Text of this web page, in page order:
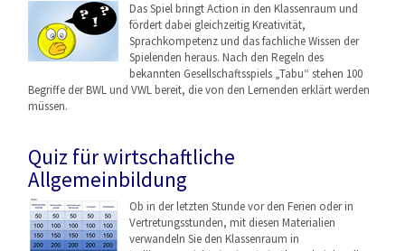
Das Spiel bringt Action in den Klassenraum und
fördert dabei gleichzeitig Kreativität,
Sprachkompetenz und das fachliche Wissen der
Spielenden heraus. Nach den Regeln des
bekannten Gesellschaftsspiels „Tabu“ stehen 100
Begriffe der BWL und VWL bereit, die von den Lernenden erklärt werden
müssen.
Quiz für wirtschaftliche
Allgemeinbildung
Ob in der letzten Stunde vor den Ferien oder in
Vertretungsstunden, mit diesen Materialien
verwandeln Sie den Klassenraum in